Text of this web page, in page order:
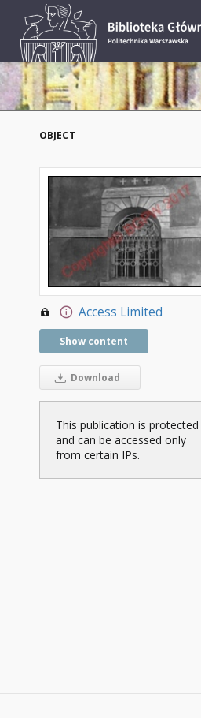
OBJECT
Access Limited
Show content
Download
This publication is protected
and can be accessed only
from certain IPs.